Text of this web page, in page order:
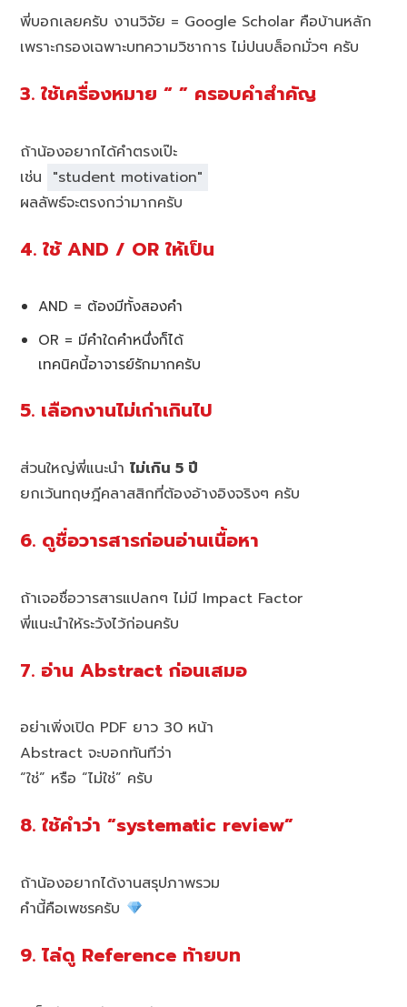
พี่บอกเลยครับ งานวิจัย = Google Scholar คือบ้านหลัก
เพราะกรองเฉพาะบทความวิชาการ ไม่ปนบล็อกมั่วๆ ครับ
3. ใช้เครื่องหมาย “ ” ครอบคำสำคัญ
ถ้าน้องอยากได้คำตรงเป๊ะ
เช่น "student motivation"
ผลลัพธ์จะตรงกว่ามากครับ
4. ใช้ AND / OR ให้เป็น
AND = ต้องมีทั้งสองคำ
OR = มีคำใดคำหนึ่งก็ได้
เทคนิคนี้อาจารย์รักมากครับ
5. เลือกงานไม่เก่าเกินไป
ส่วนใหญ่พี่แนะนำไม่เกิน 5 ปี
ยกเว้นทฤษฎีคลาสสิกที่ต้องอ้างอิงจริงๆ ครับ
6. ดูชื่อวารสารก่อนอ่านเนื้อหา
ถ้าเจอชื่อวารสารแปลกๆ ไม่มี Impact Factor
พี่แนะนำให้ระวังไว้ก่อนครับ
7. อ่าน Abstract ก่อนเสมอ
อย่าเพิ่งเปิด PDF ยาว 30 หน้า
Abstract จะบอกทันทีว่า
“ใช่” หรือ “ไม่ใช่” ครับ
8. ใช้คำว่า “systematic review”
ถ้าน้องอยากได้งานสรุปภาพรวม
คำนี้คือเพชรครับ
9. ไล่ดู Reference ท้ายบท